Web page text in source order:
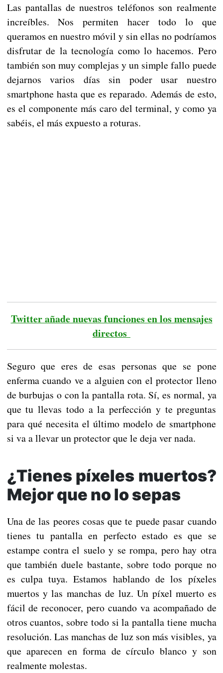
Las pantallas de nuestros teléfonos son realmente
increíbles. Nos permiten hacer todo lo que
queramos en nuestro móvil y sin ellas no podríamos
disfrutar de la tecnología como lo hacemos. Pero
también son muy complejas y un simple fallo puede
dejarnos varios días sin poder usar nuestro
smartphone hasta que es reparado. Además de esto,
es el componente más caro del terminal, y como ya
sabéis, el más expuesto a roturas.
Twitter añade nuevas funciones en los mensajes
directos
Seguro que eres de esas personas que se pone
enferma cuando ve a alguien con el protector lleno
de burbujas o con la pantalla rota. Sí, es normal, ya
que tu llevas todo a la perfección y te preguntas
para qué necesita el último modelo de smartphone
si va a llevar un protector que le deja ver nada.
¿Tienes píxeles muertos?
Mejor que no lo sepas
Una de las peores cosas que te puede pasar cuando
tienes tu pantalla en perfecto estado es que se
estampe contra el suelo y se rompa, pero hay otra
que también duele bastante, sobre todo porque no
es culpa tuya. Estamos hablando de los píxeles
muertos y las manchas de luz. Un píxel muerto es
fácil de reconocer, pero cuando va acompañado de
otros cuantos, sobre todo si la pantalla tiene mucha
resolución. Las manchas de luz son más visibles, ya
que aparecen en forma de círculo blanco y son
realmente molestas.